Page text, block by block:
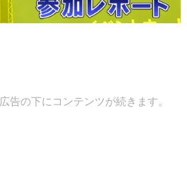
広告の下にコンテンツが続きます。